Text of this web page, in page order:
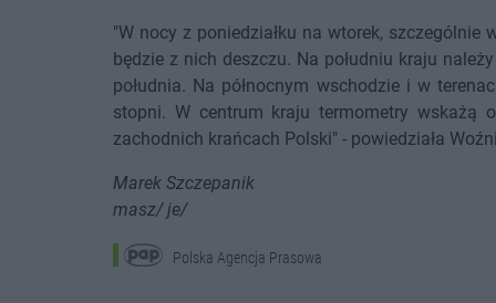
"W nocy z poniedziałku na wtorek, szczególnie
będzie z nich deszczu. Na południu kraju
południa. Na północnym wschodzie i w
stopni. W centrum kraju termometry wskażą
zachodnich krańcach Polski" - powiedziała
Marek Szczepanik
masz/ je/
Polska Agencja Prasowa